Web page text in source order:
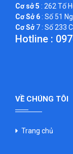
Cơ sở 5 : 262 Tố
Cơ Sở 6: Số 51
Cơ Sở7 : Số 233
Hotline :
VỀ CHÚNG TÔI
Trang chủ